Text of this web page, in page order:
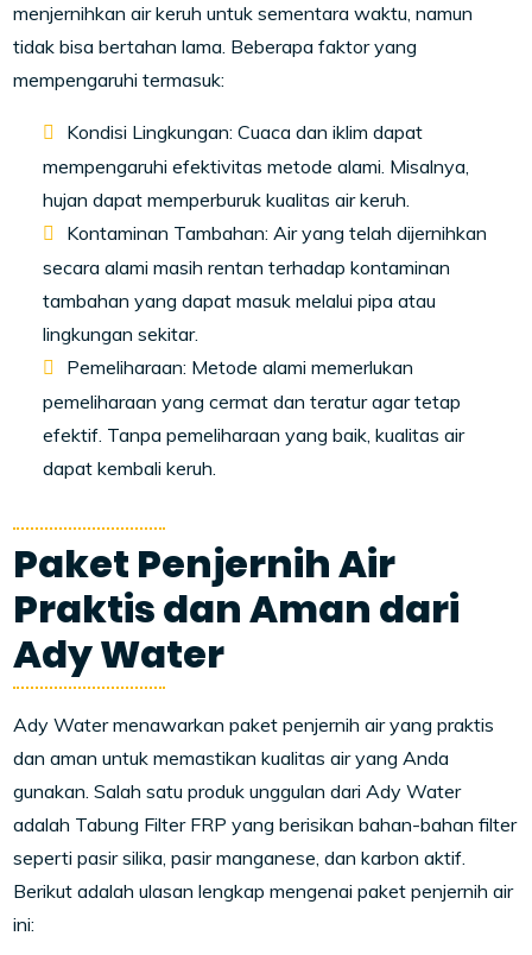
menjernihkan air keruh untuk sementara waktu, namun
tidak bisa bertahan lama. Beberapa faktor yang
mempengaruhi termasuk:
Kondisi Lingkungan: Cuaca dan iklim dapat
mempengaruhi efektivitas metode alami. Misalnya,
hujan dapat memperburuk kualitas air keruh.
Kontaminan Tambahan: Air yang telah dijernihkan
secara alami masih rentan terhadap kontaminan
tambahan yang dapat masuk melalui pipa atau
lingkungan sekitar.
Pemeliharaan: Metode alami memerlukan
pemeliharaan yang cermat dan teratur agar tetap
efektif. Tanpa pemeliharaan yang baik, kualitas air
dapat kembali keruh.
Paket Penjernih Air
Praktis dan Aman dari
Ady Water
Ady Water menawarkan paket penjernih air yang praktis
dan aman untuk memastikan kualitas air yang Anda
gunakan. Salah satu produk unggulan dari Ady Water
adalah Tabung Filter FRP yang berisikan bahan-bahan filter
seperti pasir silika, pasir manganese, dan karbon aktif.
Berikut adalah ulasan lengkap mengenai paket penjernih air
ini: